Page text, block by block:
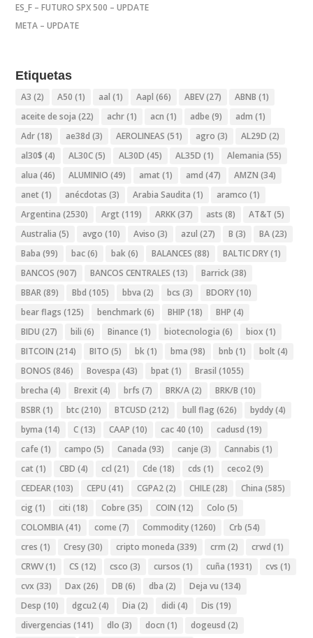
ES_F – FUTURO SPX 500 – UPDATE
META – UPDATE
Etiquetas
A3 (2) A50 (1) aal (1) Aapl (66) ABEV(27) ABNB (1)
aceite de soja (22) achr(1) acn (1) adbe (9) adm (1)
Adr(18) ae38d (3) AEROLINEAS (51) agro (3) AL29D (2)
al30$ (4) AL30C(5) AL30D (45) AL35D (1) Alemania (55)
alua (46) ALUMINIO (49) amat (1) amd (47) AMZN (34)
anet (1) anécdotas (3) Arabia Saudita (1) aramco (1)
Argentina (2530) Argt (119) ARKK(37) asts (8) AT&T (5)
Australia (5) avgo (10) Aviso (3) azul (27) B (3) BA(23)
Baba (99) bac(6) bak(6) BALANCES (88) BALTIC DRY(1)
BANCOS (907) BANCOS CENTRALES (13) Barrick(38)
BBAR(89) Bbd (105) bbva (2) bcs (3) BDORY(10)
bear flags (125) benchmark(6) BHIP (18) BHP (4)
BIDU (27) bili (6) Binance (1) biotecnologia (6) biox (1)
BITCOIN (214) BITO (5) bk(1) bma (98) bnb (1) bolt (4)
BONOS (846) Bovespa (43) bpat (1) Brasil (1055)
brecha (4) Brexit (4) brfs (7) BRK/A(2) BRK/B (10)
BSBR(1) btc(210) BTCUSD (212) bull flag (626) byddy(4)
byma (14) C(13) CAAP (10) cac 40 (10) cadusd (19)
cafe (1) campo (5) Canada (93) canje (3) Cannabis (1)
cat (1) CBD (4) ccl (21) Cde (18) cds (1) ceco2(9)
CEDEAR(103) CEPU (41) CGPA2(2) CHILE(28) China (585)
cig (1) citi (18) Cobre (35) COIN (12) Colo (5)
COLOMBIA(41) come (7) Commodity(1260) Crb (54)
cres (1) Cresy(30) cripto moneda (339) crm (2) crwd (1)
CRWV(1) CS (12) csco (3) cursos (1) cuña (1931) cvs (1)
cvx (33) Dax (26) DB (6) dba (2) Deja vu (134)
Desp (10) dgcu2(4) Dia (2) didi (4) Dis (19)
divergencias (141) dlo (3) docn (1) dogeusd (2)